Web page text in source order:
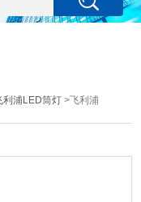
利浦LED筒灯 >飞利浦